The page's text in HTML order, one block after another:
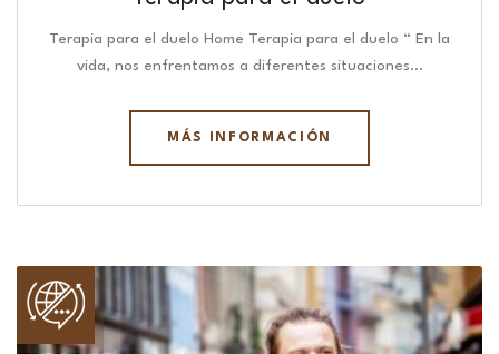
Terapia para el duelo Home Terapia para el duelo “ En la
vida, nos enfrentamos a diferentes situaciones…
MÁS INFORMACIÓN